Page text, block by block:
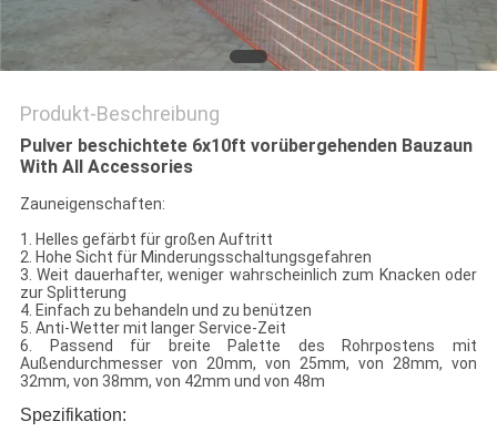
Produkt-Beschreibung
Pulver beschichtete 6x10ft vorübergehenden Bauzaun
With All Accessories
Zauneigenschaften:
1. Helles gefärbt für großen Auftritt
2. Hohe Sicht für Minderungsschaltungsgefahren
3. Weit dauerhafter, weniger wahrscheinlich zum Knacken oder
zur Splitterung
4. Einfach zu behandeln und zu benützen
5. Anti-Wetter mit langer Service-Zeit
6. Passend für breite Palette des Rohrpostens mit
Außendurchmesser von 20mm, von 25mm, von 28mm, von
32mm, von 38mm, von 42mm und von 48m
Spezifikation: